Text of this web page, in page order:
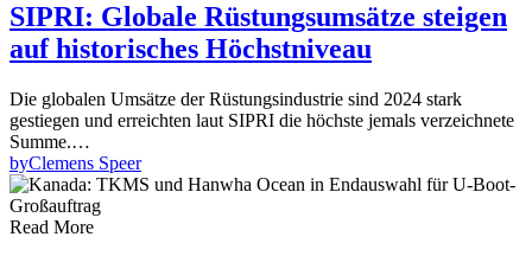
SIPRI: Globale Rüstungsumsätze steigen
auf historisches Höchstniveau
Die globalen Umsätze der Rüstungsindustrie sind 2024 stark
gestiegen und erreichten laut SIPRI die höchste jemals verzeichnete
Summe.…
byClemens Speer
Read More